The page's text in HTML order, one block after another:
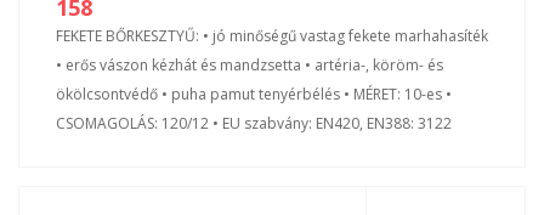
158
FEKETE BŐRKESZTYŰ: • jó minőségű vastag fekete marhahasíték
• erős vászon kézhát és mandzsetta • artéria-, köröm- és
ökölcsontvédő • puha pamut tenyérbélés • MÉRET: 10-es •
CSOMAGOLÁS: 120/12 • EU szabvány: EN420, EN388: 3122